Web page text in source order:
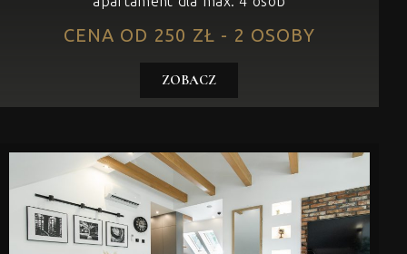
CENA OD 250 ZŁ - 2 OSOBY
ZOBACZ